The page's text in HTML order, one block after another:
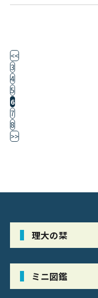
<<
3
4
5
6
7
8
>>
理大の栞
ミニ図鑑